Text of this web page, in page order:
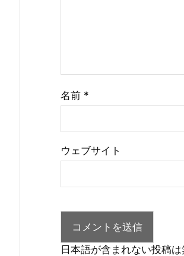
名前 *
ウェブサイト
日本語が含まれない投稿